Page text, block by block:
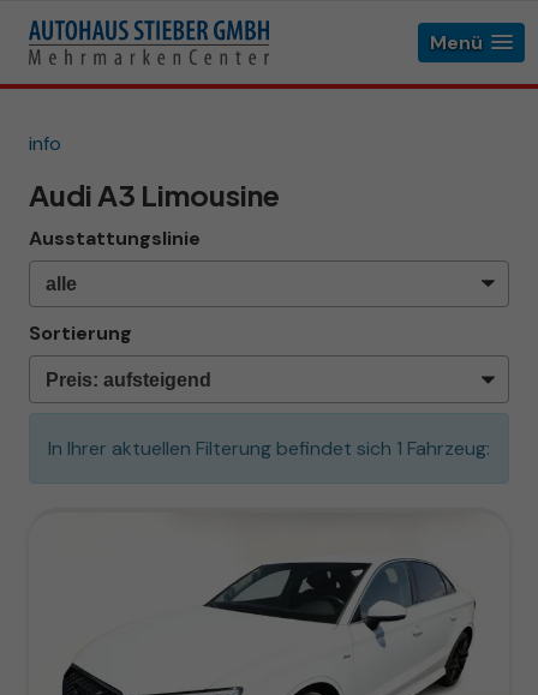
Menü
info
Audi A3 Limousine
Ausstattungslinie
Sortierung
In Ihrer aktuellen Filterung befindet sich 1 Fahrzeug: